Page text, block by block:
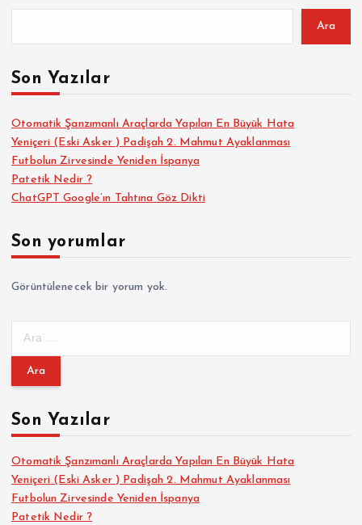
Ara
Son Yazılar
Otomatik Şanzımanlı Araçlarda Yapılan En Büyük Hata
Yeniçeri (Eski Asker ) Padişah 2. Mahmut Ayaklanması
Futbolun Zirvesinde Yeniden İspanya
Patetik Nedir ?
ChatGPT Google’ın Tahtına Göz Dikti
Son yorumlar
Görüntülenecek bir yorum yok.
m
:Son Yazılar
Otomatik Şanzımanlı Araçlarda Yapılan En Büyük Hata
Yeniçeri (Eski Asker ) Padişah 2. Mahmut Ayaklanması
Futbolun Zirvesinde Yeniden İspanya
Patetik Nedir ?